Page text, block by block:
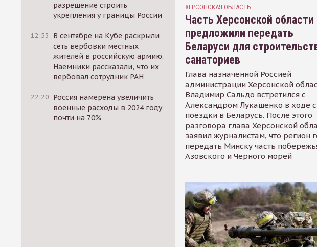
разрешение строить
укрепления у границы России
12:53
В сентябре на Кубе раскрыли
сеть вербовки местных
жителей в российскую армию.
Наемники рассказали, что их
вербовал сотрудник РАН
22:20 Россия намерена увеличить
военные расходы в 2024 году
почти на 70%
ХЕРСОНСКАЯ ОБЛАСТЬ
Часть Херсонской области
предложили передать
Беларуси для
санаториев
Глава назначенной Россией
администрации Херсонской
Владимир Сальдо встретился с
Александром Лукашенко в ходе
поездки в Беларусь. После этого
разговора глава Херсонской
заявил журналистам, что регион
передать Минску часть
Азовского и Черного морей